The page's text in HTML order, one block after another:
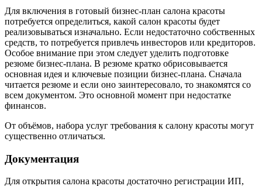
Для включения в готовый бизнес-план салона красоты
потребуется определиться, какой салон красоты будет
реализовываться изначально. Если недостаточно собственных
средств, то потребуется привлечь инвесторов или кредиторов.
Особое внимание при этом следует уделить подготовке
резюме бизнес-плана. В резюме кратко обрисовывается
основная идея и ключевые позиции бизнес-плана. Сначала
читается резюме и если оно заинтересовало, то знакомятся со
всем документом. Это основной момент при недостатке
финансов.
От объёмов, набора услуг требования к салону красоты могут
существенно отличаться.
Документация
Для открытия салона красоты достаточно регистрации ИП,